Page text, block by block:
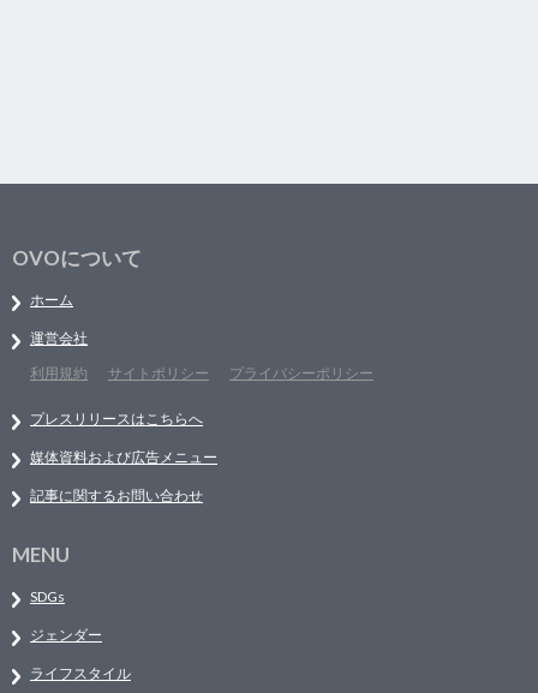
OVOについて
ホーム
運営会社
利用規約
サイトポリシー プライバシーポリシー
プレスリリースはこちらへ
媒体資料および広告メニュー
記事に関するお問い合わせ
MENU
SDGs
ジェンダー
ライフスタイル